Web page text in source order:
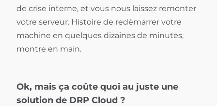
de crise interne, et vous nous laissez remonter
votre serveur. Histoire de redémarrer votre
machine en quelques dizaines de minutes,
montre en main.
Ok, mais ça coûte quoi au juste une
solution de DRP Cloud ?